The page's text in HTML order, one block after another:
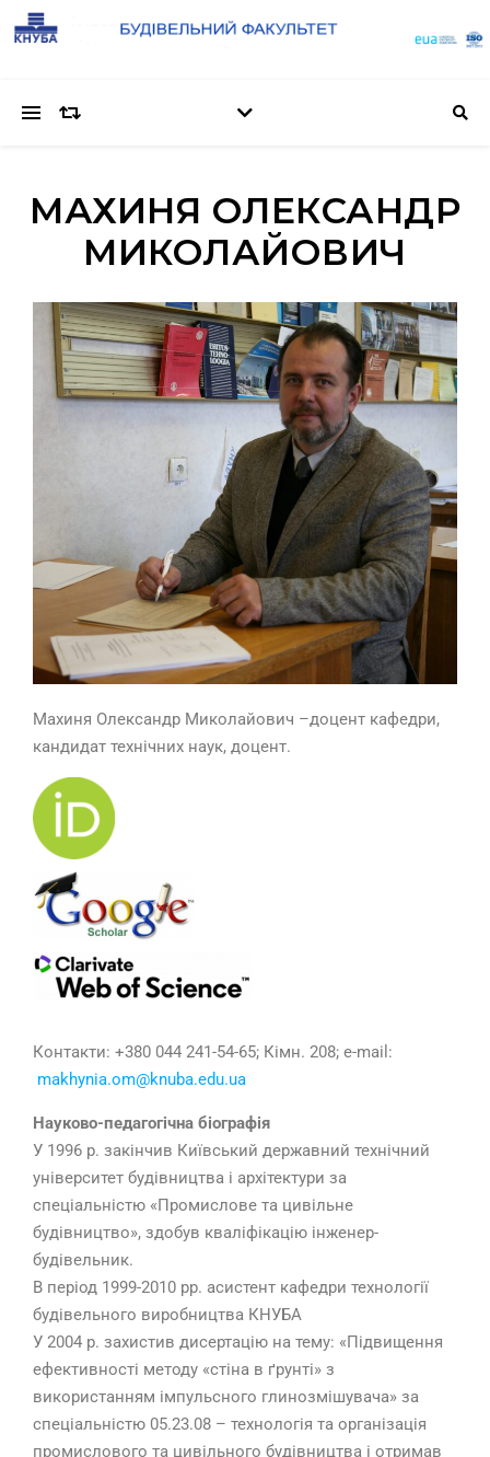
МАХИНЯ ОЛЕКСАНДР
МИКОЛАЙОВИЧ
Махиня Олександр Миколайович –доцент кафедри,
кандидат технічних наук, доцент.
Контакти: +380 044 241-54-65; Кімн. 208; e-mail:
makhynia.om@knuba.edu.ua
Науково-педагогічна біографія
У 1996 р. закінчив Київський державний технічний
університет будівництва і архітектури за
спеціальністю «Промислове та цивільне
будівництво», здобув кваліфікацію інженер-
будівельник.
В період 1999-2010 рр. асистент кафедри технології
будівельного виробництва КНУБА
У 2004 р. захистив дисертацію на тему: «Підвищення
ефективності методу «стіна в ґрунті» з
використанням імпульсного глинозмішувача» за
спеціальністю 05.23.08 – технологія та організація
промислового та цивільного будівництва і отримав